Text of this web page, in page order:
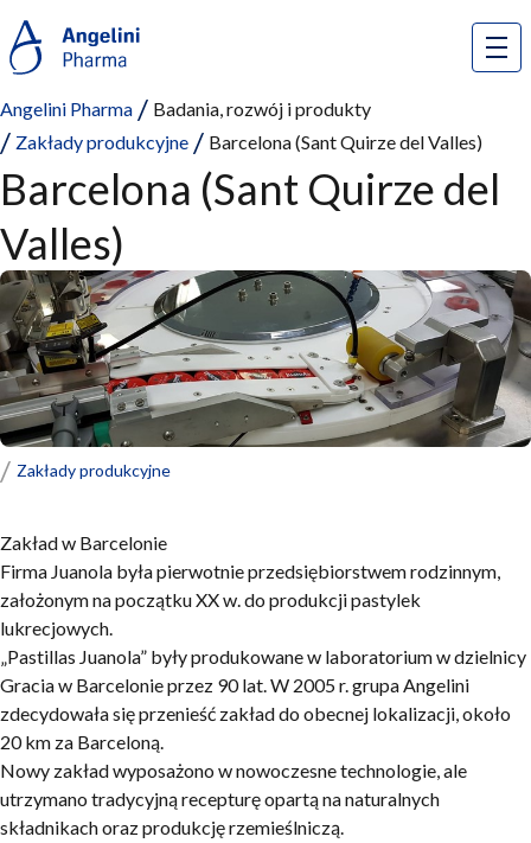
Angelini Pharma
Badania, rozwój i produkty
Zakłady produkcyjne
Barcelona (Sant Quirze del Valles)
Barcelona (Sant Quirze del
Valles)
Zakłady produkcyjne
Zakład w Barcelonie
Firma Juanola była pierwotnie przedsiębiorstwem rodzinnym,
założonym na początku XX w. do produkcjipastylek
lukrecjowych.
„Pastillas Juanola” były produkowane w laboratorium w dzielnicy
Gracia w Barcelonie przez 90 lat. W 2005 r. grupa Angelini
zdecydowała się przenieść zakład do obecnej lokalizacji, około
20 km za Barceloną.
Nowy zakład wyposażono w nowoczesne technologie, ale
utrzymano tradycyjną recepturę opartą na naturalnych
składnikach oraz produkcję rzemieślniczą.